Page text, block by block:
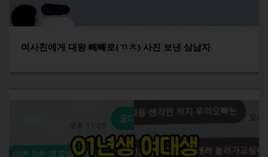
여사친에게 대왕 빼빼로(ㄲㅊ) 사진 보낸 상남자